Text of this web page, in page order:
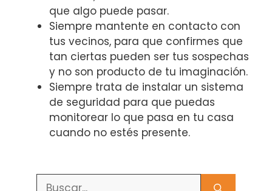
que algo puede pasar.
Siempre mantente en contacto con
tus vecinos, para que confirmes que
tan ciertas pueden ser tus sospechas
y no son producto de tu imaginación.
Siempre trata de instalar un sistema
de seguridad para que puedas
monitorear lo que pasa en tu casa
cuando no estés presente.
Buscar: